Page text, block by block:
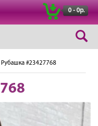
0 - 0р.
#23427768